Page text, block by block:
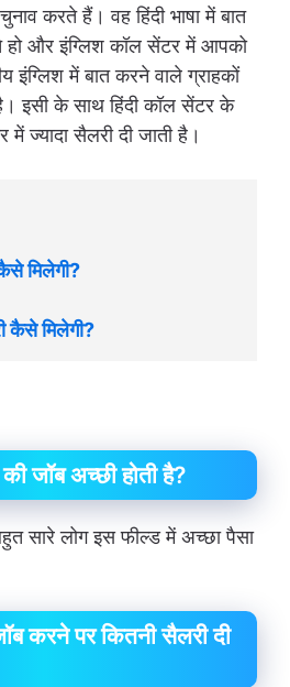
करते हैं। वह हिंदी भाषा में बात
हो और इंग्लिश कॉल सेंटर में आपको
इंग्लिश में बात करने वाले ग्राहकों
इसी के साथ हिंदी कॉल सेंटर के
ज्यादा सैलरी दी जाती है।
मिलेगी?
कैसे मिलेगी?
जॉब अच्छी होती है?
सारे लोग इस फील्ड में अच्छा पैसा
करने पर कितनी सैलरी दी